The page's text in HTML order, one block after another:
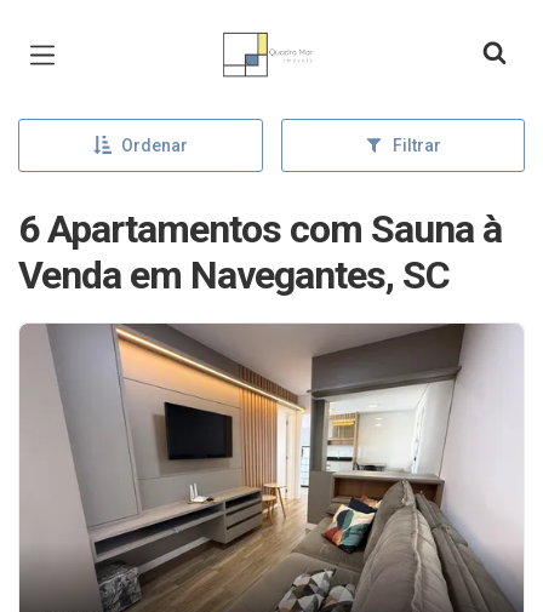
Página inicial
Ordenar Filtrar
6 Apartamentos com Sauna à
Venda em Navegantes, SC